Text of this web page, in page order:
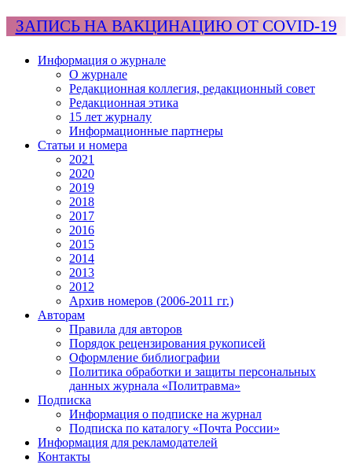
ЗАПИСЬ НА ВАКЦИНАЦИЮ ОТ COVID-19
Информация о журнале
О журнале
Редакционная коллегия, редакционный совет
Редакционная этика
15 лет журналу
Информационные партнеры
Статьи и номера
2021
2020
2019
2018
2017
2016
2015
2014
2013
2012
Архив номеров (2006-2011 гг.)
Авторам
Правила для авторов
Порядок рецензирования рукописей
Оформление библиографии
Политика обработки и защиты персональных
данных журнала «Политравма»
Подписка
Информация о подписке на журнал
Подписка по каталогу «Почта России»
Информация для рекламодателей
Контакты